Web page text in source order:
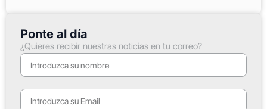
Ponte al día
¿Quieres recibir nuestras noticias en tu correo?